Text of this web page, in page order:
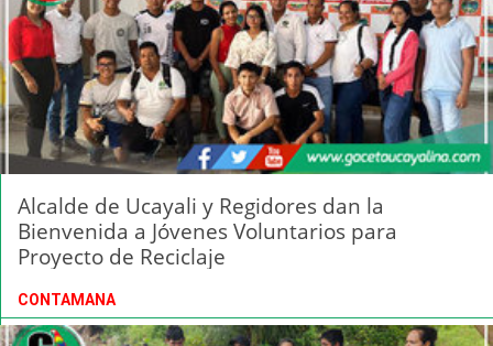
Alcalde de Ucayali y Regidores dan la
Bienvenida a Jóvenes Voluntarios para
Proyecto de Reciclaje
CONTAMANA